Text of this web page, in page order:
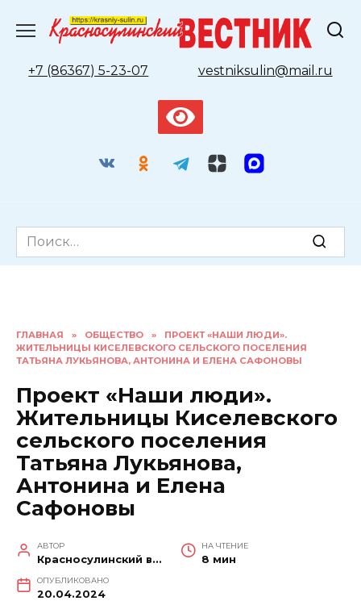
содержанию
+7 (86367) 5-23-07
vestniksulin@mail.ru
Search
for:
ГЛАВНАЯ » ОБЩЕСТВО »
ПРОЕКТ «НАШИ ЛЮДИ».
ЖИТЕЛЬНИЦЫ КИСЕЛЕВСКОГО СЕЛЬСКОГО ПОСЕЛЕНИЯ
ТАТЬЯНА ЛУКЬЯНОВА, АНТОНИНА И ЕЛЕНА САФОНОВЫ
Проект «Наши люди».
Жительницы Киселевского
сельского поселения
Татьяна Лукьянова,
Антонина и Елена
Сафоновы
АВТОР
Красносулинский вестник
НА ЧТЕНИЕ
8 мин
ОПУБЛИКОВАНО
20.04.2024